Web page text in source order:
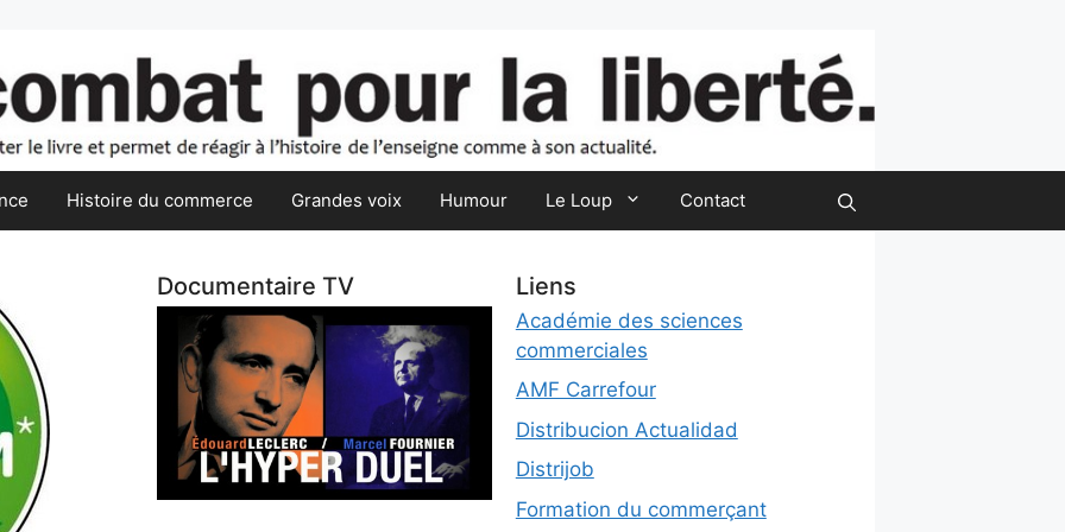
Histoire du commerce Grandes voix Humour Le Loup Contact
Documentaire TV Liens
Académie des sciences
commerciales
AMF Carrefour
Distribucion Actualidad
Distrijob
Formation du commerçant